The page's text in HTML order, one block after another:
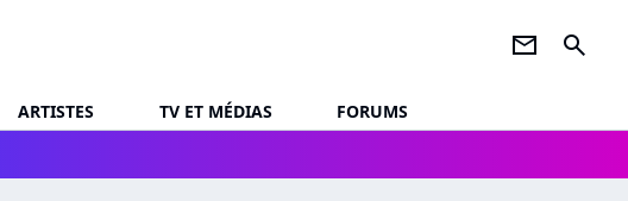
newsletter search
ARTISTES TV ET MÉDIAS
FORUMS